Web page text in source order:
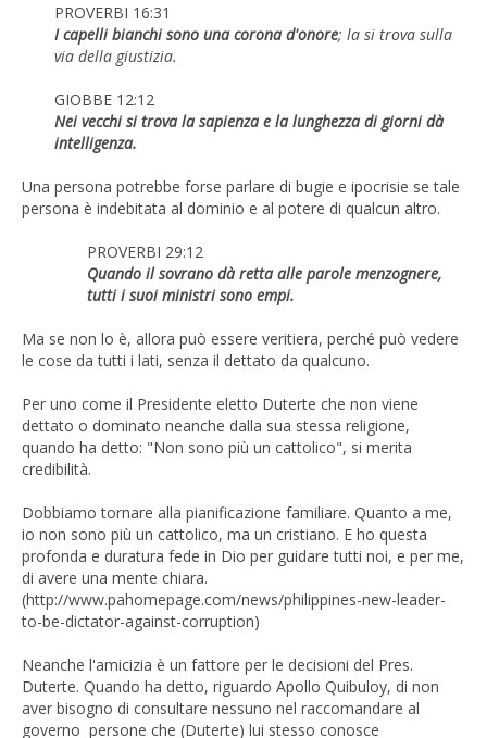
PROVERBI 16:31
I capelli bianchi sono una corona d'onore; la si trova sulla
via della giustizia.
GIOBBE 12:12
Nei vecchi si trova la sapienza e la lunghezza di giorni dà
intelligenza.
Una persona potrebbe forse parlare di bugie e ipocrisie se tale
persona è indebitata al dominio e al potere di qualcun altro.
PROVERBI 29:12
Quando il sovrano dà retta alle parole menzognere,
tutti i suoi ministri sono empi.
Ma se non lo è, allora può essere veritiera, perché può vedere
le cose da tutti i lati, senza il dettato da qualcuno.
Per uno come il Presidente eletto Duterte che non viene
dettato o dominato neanche dalla sua stessa religione,
quando ha detto: "Non sono più un cattolico", si merita
credibilità.
Dobbiamo tornare alla pianificazione familiare. Quanto a me,
io non sono più un cattolico, ma un cristiano. E ho questa
profonda e duratura fede in Dio per guidare tutti noi, e per me,
di avere una mente chiara.
(http://www.pahomepage.com/news/philippines-new-leader-
to-be-dictator-against-corruption)
Neanche l'amicizia è un fattore per le decisioni del Pres.
Duterte. Quando ha detto, riguardo Apollo Quibuloy, di non
aver bisogno di consultare nessuno nel raccomandare al
governo persone che (Duterte) lui stesso conosce